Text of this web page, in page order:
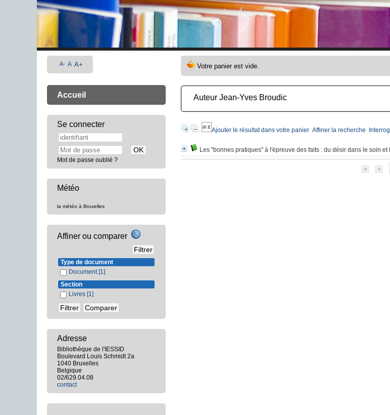
Auteur Jean-Yves Broudic
Ajouter le résultat dans votre panier Affiner la recherche
Les "bonnes pratiques" à l'épreuve des faits: du désir dans le soin et
A- A A+
Accueil
Se connecter
Mot de passe oublié ?
Météo
la météo à Bruxelles
Affiner ou comparer
Type de document
Document [1]
Section
Livres [1]
Adresse
Bibliothèque de l'IESSID
Boulevard Louis Schmidt 2a
1040 Bruxelles
Belgique
02/629.04.08
contact